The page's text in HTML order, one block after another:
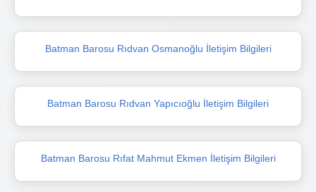
Batman Barosu Rıdvan Osmanoğlu İletişim Bilgileri
Batman Barosu Rıdvan Yapıcıoğlu İletişim Bilgileri
Batman Barosu Rıfat Mahmut Ekmen İletişim Bilgileri